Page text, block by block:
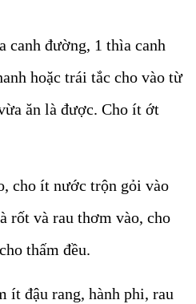
canh đường, 1 thìa canh
hoặc trái tắc cho vào từ
ăn là được. Cho ít ớt
cho ít nước trộn gỏi vào
rốt và rau thơm vào, cho
thấm đều.
ít đậu rang, hành phi, rau